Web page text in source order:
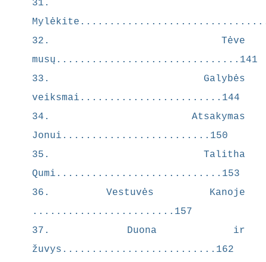
pristatoma
s kaip pati
ės šerdis ir
didžiausias
iššūkis
i prigimčiai.
Papini
teigia, kad
vienintelis
kelias
panaikinti
ą ir pasiekti
tikrąją
laimę.
31.
32. Tėve
musų...............................141
33. Galybės
veiksmai........................144
34. Atsakymas
Jonui.........................150
35. Talitha
Qumi............................153
36. Vestuvės Kanoje
........................157
37. Duona ir
žuvys..........................162